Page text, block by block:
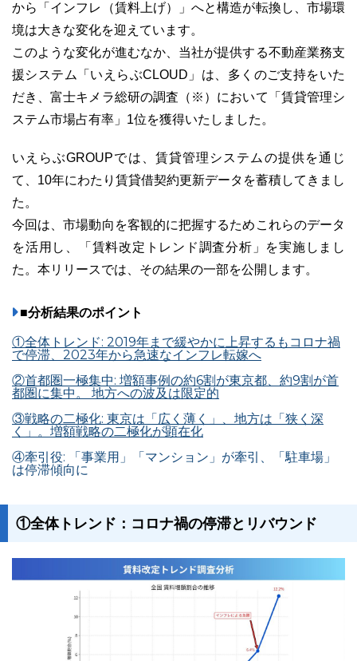
特長 サービス一覧 プラン
03-6689-1791
から「インフレ（賃料上げ）」へと構造が転換し、市場環
境は大きな変化を迎えています。
このような変化が進むなか、当社が提供する不動産業務支
援システム「いえらぶCLOUD」は、多くのご支持をいた
だき、富士キメラ総研の調査（※）において「賃貸管理シ
ステム市場占有率」1位を獲得いたしました。
いえらぶGROUPでは、賃貸管理システムの提供を通じ
て、10年にわたり賃貸借契約更新データを蓄積してきまし
た。
今回は、市場動向を客観的に把握するためこれらのデータ
を活用し、「賃料改定トレンド調査分析」を実施しまし
た。本リリースでは、その結果の一部を公開します。
■分析結果のポイント
①全体トレンド: 2019年まで緩やかに上昇するもコロナ禍
で停滞、2023年から急速なインフレ転嫁へ
②首都圏一極集中: 増額事例の約6割が東京都、約9割が首
都圏に集中。 地方への波及は限定的
③戦略の二極化: 東京は「広く薄く」、地方は「狭く深
く」。増額戦略の二極化が顕在化
④牽引役: 「事業用」「マンション」が牽引、「駐車場」
は停滞傾向に
①全体トレンド：コロナ禍の停滞とリバウンド